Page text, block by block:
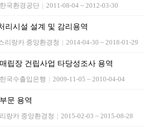
한국환경공단 | 2011-08-04 ~ 2012-03-30
리시설 설계 및 감리용역
리랑카 중앙환경청 | 2014-04-30 ~ 2018-01-29
립장 건립사업 타당성조사 용역
한국수출입은행 | 2009-11-05 ~ 2010-04-04
문 용역
랑카 중앙환경청 | 2015-02-03 ~ 2015-08-28